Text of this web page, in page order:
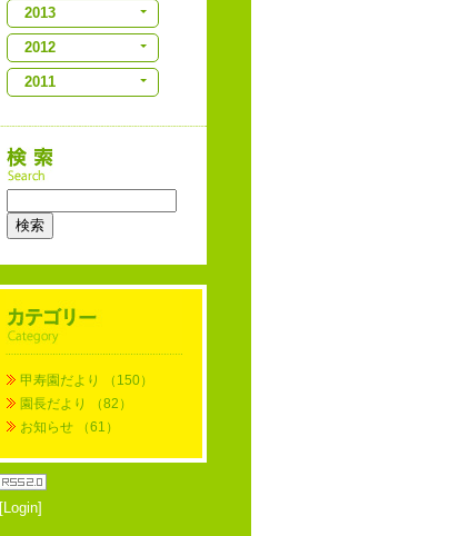
2013
2012
2011
検索
甲寿園だより
（150）
園長だより
（82）
お知らせ
（61）
[Login]